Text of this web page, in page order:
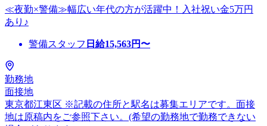
≪夜勤×警備≫幅広い年代の方が活躍中！入社祝い金5万円
あり♪
警備スタッフ 日給15,563円〜
勤務地
面接地
東京都江東区 ※記載の住所と駅名は募集エリアです。面接
地は原稿内をご参照下さい。(希望の勤務地で勤務できない